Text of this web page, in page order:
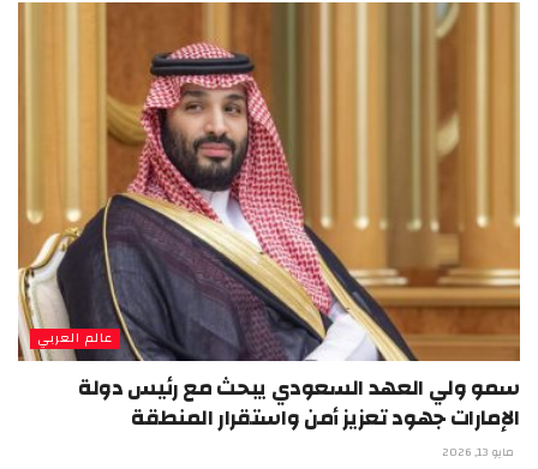
عالم العربي
سمو ولي العهد السعودي يبحث مع رئيس دولة
الإمارات جهود تعزيز أمن واستقرار المنطقة
مايو 13, 2026